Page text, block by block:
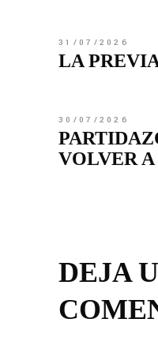
31/07/2026
LA
30/07/2026
VOLVER
DEJA